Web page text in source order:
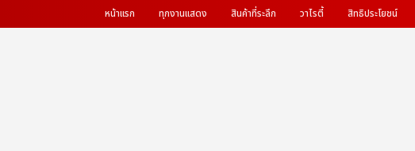
หน้าแรก ทุกงานแสดง สินค้าที่ระลึก วาไรตี้ สิทธิประโยชน์